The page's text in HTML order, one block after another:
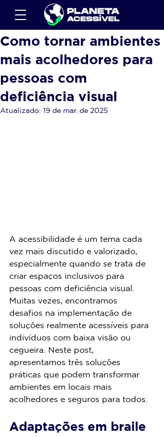
Como tornar ambientes
mais acolhedores para
pessoas com
deficiência visual
Atualizado: 19 de mar. de 2025
A acessibilidade é um tema cada
vez mais discutido e valorizado,
especialmente quando se trata de
criar espaços inclusivos para
pessoas com deficiência visual.
Muitas vezes, encontramos
desafios na implementação de
soluções realmente acessíveis para
indivíduos com baixa visão ou
cegueira. Neste post,
apresentamos três soluções
práticas que podem transformar
ambientes em locais mais
acolhedores e seguros para todos.
Adaptações em braile